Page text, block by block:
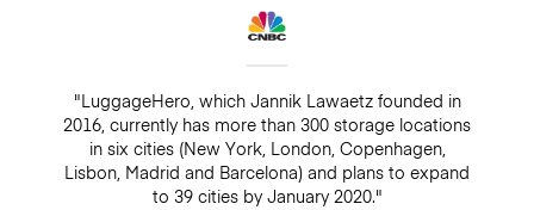
"LuggageHero, which Jannik Lawaetz founded in
2016, currently has more than 300 storage locations
in six cities (New York, London, Copenhagen,
Lisbon, Madrid and Barcelona) and plans to expand
to 39 cities by January 2020."